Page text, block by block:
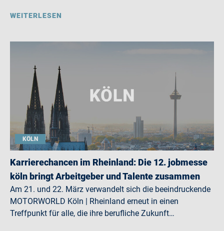
WEITERLESEN
KÖLN
Karrierechancen im Rheinland: Die 12. jobmesse
köln bringt Arbeitgeber und Talente zusammen
Am 21. und 22. März verwandelt sich die beeindruckende
MOTORWORLD Köln | Rheinland erneut in einen
Treffpunkt für alle, die ihre berufliche Zukunft…